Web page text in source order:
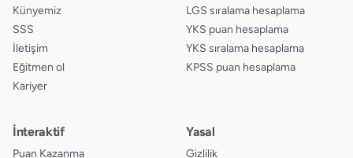
Künyemiz
SSS
İletişim
Eğitmen ol
Kariyer
LGS sıralama hesaplama
YKS puan hesaplama
YKS sıralama hesaplama
KPSS puan hesaplama
İnteraktif
Puan Kazanma
Yasal
Gizlilik